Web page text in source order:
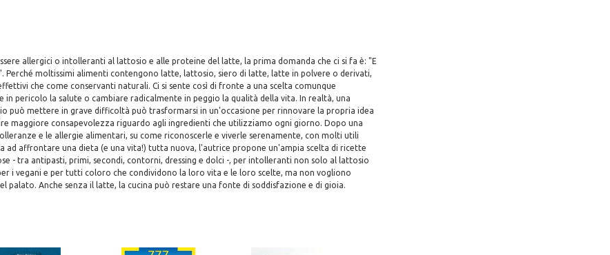
allergici o intolleranti al lattosio e alle proteine del latte, la prima domanda che ci si fa è: "E
Perché moltissimi alimenti contengono latte, lattosio, siero di latte, latte in polvere o derivati,
che come conservanti naturali. Ci si sente così di fronte a una scelta comunque
in pericolo la salute o cambiare radicalmente in peggio la qualità della vita. In realtà, una
può mettere in grave difficoltà può trasformarsi in un'occasione per rinnovare la propria idea
maggiore consapevolezza riguardo agli ingredienti che utilizziamo ogni giorno. Dopo una
e le allergie alimentari, su come riconoscerle e viverle serenamente, con molti utili
ad affrontare una dieta (e una vita!) tutta nuova, l'autrice propone un'ampia scelta di ricette
- tra antipasti, primi, secondi, contorni, dressing e dolci -, per intolleranti non solo al lattosio
i vegani e per tutti coloro che condividono la loro vita e le loro scelte, ma non vogliono
palato. Anche senza il latte, la cucina può restare una fonte di soddisfazione e di gioia.